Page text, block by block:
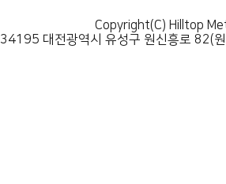
Copyright(C) Hilltop
34195 대전광역시 유성구 원신흥로